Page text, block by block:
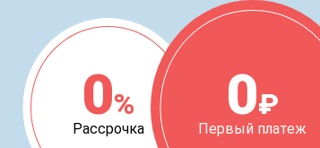
0%
Рассрочка
0₽
Первый платеж